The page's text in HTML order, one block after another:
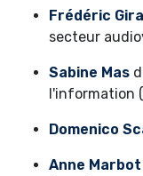
Frédéric
secteur
Sabine Mas
l'information
Domenico
Anne Marbot